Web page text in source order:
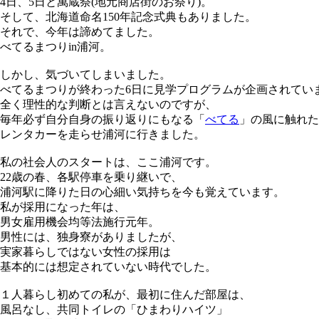
そして、北海道命名150年記念式典もありました。
それで、今年は諦めてました。
べてるまつりin浦河。
しかし、気づいてしまいました。
べてるまつりが終わった6日に見学プログラムが企画されてい
全く理性的な判断とは言えないのですが、
毎年必ず自分自身の振り返りにもなる「 べてる 」の風に触れた
レンタカーを走らせ浦河に行きました。
私の社会人のスタートは、ここ浦河です。
22歳の春、各駅停車を乗り継いで、
浦河駅に降りた日の心細い気持ちを今も覚えています。
私が採用になった年は、
男女雇用機会均等法施行元年。
男性には、独身寮がありましたが、
実家暮らしではない女性の採用は
基本的には想定されていない時代でした。
１人暮らし初めての私が、最初に住んだ部屋は、
風呂なし、共同トイレの「ひまわりハイツ」